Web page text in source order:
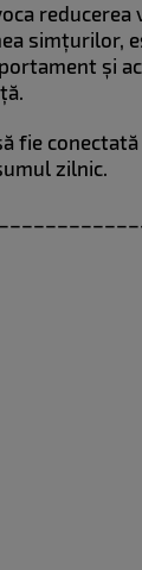
reducerea
simțurilor,
și
fie
zilnic.